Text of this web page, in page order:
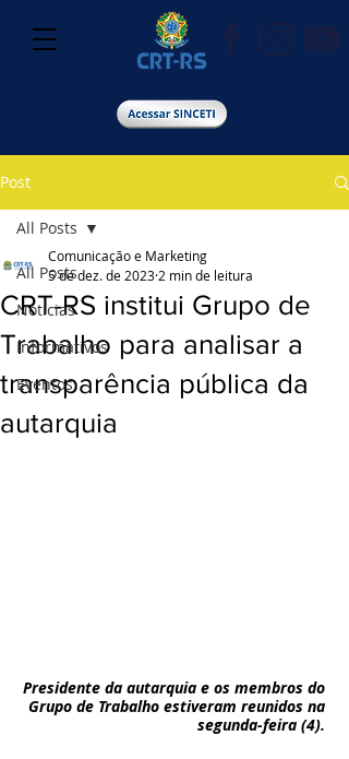
Post
All Posts
Notícias
Informativos
Eventos
All Posts
CRT-RS institui Grupo de
Trabalho para analisar a
transparência pública da
autarquia
Comunicação e Marketing
5 de dez. de 2023 2 min de leitura
Presidente da autarquia e os membros do
Grupo de Trabalho estiveram reunidos na
segunda-feira (4).